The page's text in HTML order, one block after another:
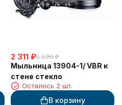
2 311 ₽5 090 ₽
Мыльница 13904-1/ VBR к
стене стекло
Осталось 2 шт.
В корзину